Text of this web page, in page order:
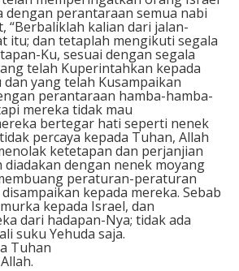
dengan perantaraan semua nabi
“Berbaliklah kalian dari jalan-
itu; dan tetaplah mengikuti segala
Ku, sesuai dengan segala
telah Kuperintahkan kepada
yang telah Kusampaikan
perantaraan hamba-hamba-
mereka tidak mau
bertegar hati seperti nenek
percaya kepada Tuhan, Allah
ketetapan dan perjanjian
diadakan dengan nenek moyang
peraturan-peraturan
kepada mereka. Sebab
kepada Israel, dan
dari hadapan-Nya; tidak ada
suku Yehuda saja.
Tuhan